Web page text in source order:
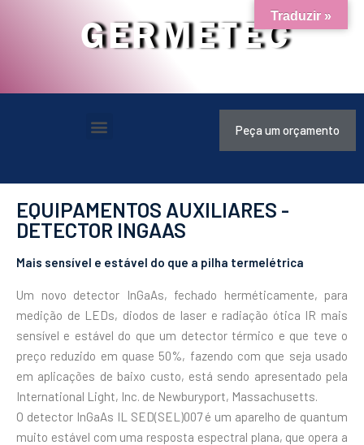
GERMETEC
Peça um orçamento
EQUIPAMENTOS AUXILIARES -
DETECTOR INGAAS
Mais sensível e estável do que a pilha termelétrica
Um novo detector InGaAs, fechado herméticamente, para
medição de LEDs, diodos de laser e radiação ótica IR mais
sensível e estável do que um detector térmico e que teve o
preço reduzido em quase 50%, fazendo com que seja usado
em aplicações de baixo custo, está sendo apresentado pela
International Light, Inc. de Newburyport, Massachusetts.
O detector InGaAs IL SED(SEL)007 é um aparelho de quantum
muito estável com uma resposta espectral plana, que opera a
Traduzir »